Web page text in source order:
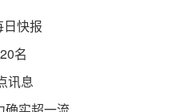
快报
名
讯息